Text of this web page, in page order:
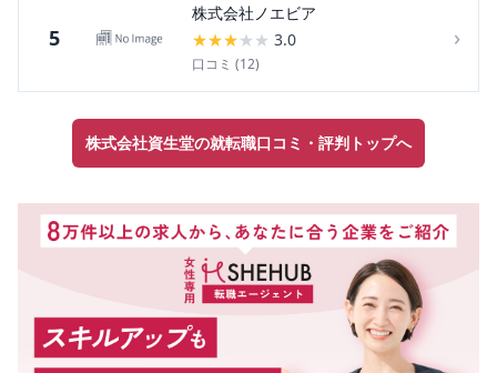
5
株式会社ノエビア
★★★★ ★ 3.0
口コミ (12)
›
株式会社資生堂の就転職口コミ・評判トップへ